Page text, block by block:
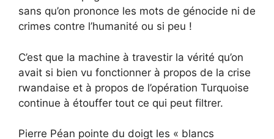
sans qu’on prononce les mots de génocide ni de
crimes contre l’humanité ou si peu !
C’est que la machine à travestir la vérité qu’on
avait si bien vu fonctionner à propos de la crise
rwandaise et à propos de l’opération Turquoise
continue à étouffer tout ce qui peut filtrer.
Pierre Péan pointe du doigt les « blancs